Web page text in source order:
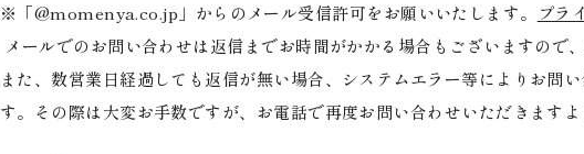
※「@momenya.co.jp」からのメール受信許可をお願いいたします。
プラ
メールでのお問い合わせは返信までお時間がかかる場合もございますので
また、数営業日経過しても返信が無い場合、システムエラー等によりお問
す。その際は大変お手数ですが、お電話で再度お問い合わせいただきますよ